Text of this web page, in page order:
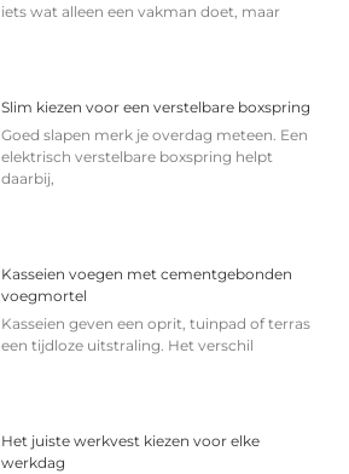
iets wat alleen een vakman doet, maar
Slim kiezen voor een verstelbare boxspring
Goed slapen merk je overdag meteen. Een
elektrisch verstelbare boxspring helpt
daarbij,
Kasseien voegen met cementgebonden
voegmortel
Kasseien geven een oprit, tuinpad of terras
een tijdloze uitstraling. Het verschil
Het juiste werkvest kiezen voor elke
werkdag